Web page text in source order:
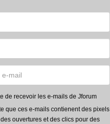
de recevoir les e-mails de Jforum
que ces e-mails contienent des pixels
ouvertures et des clics pour des